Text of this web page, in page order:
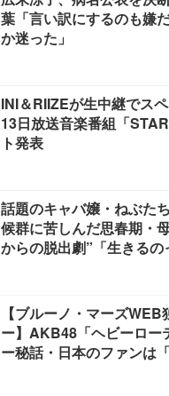
葉「言い訳にするのも嫌
か迷った」
INI＆RIIZEが生中継でス
13日放送音楽番組「
ト発表
話題のキャバ嬢・ねぶた
候群に苦しんだ思春期・
からの脱出劇”「生きる
【ブルーノ・マーズ
ー】AKB48「ヘビーロー
ー秘話・日本のファンは